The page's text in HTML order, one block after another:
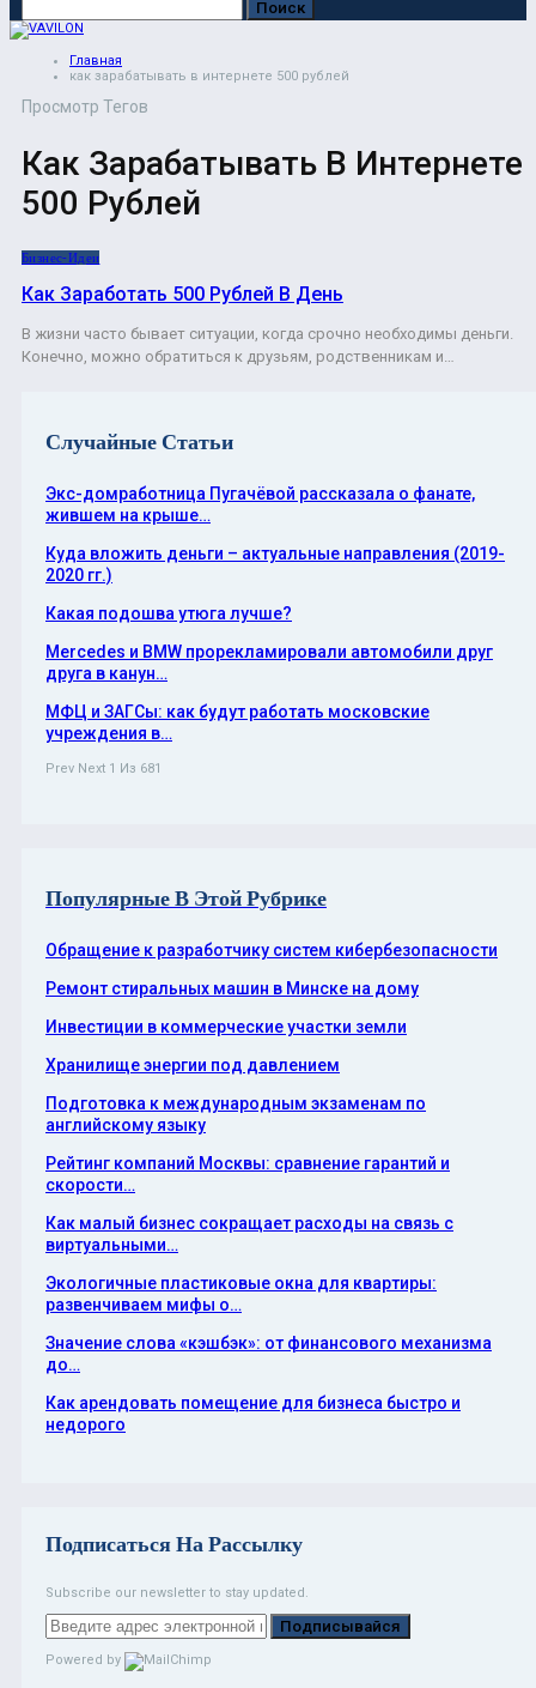
Главная
как зарабатывать в интернете 500 рублей
Просмотр Тегов
Как Зарабатывать В Интернете
500 Рублей
Бизнес-Идеи
Как Заработать 500 Рублей В День
В жизни часто бывает ситуации, когда срочно необходимы деньги.
Конечно, можно обратиться к друзьям, родственникам и…
Случайные Статьи
Экс-домработница Пугачёвой рассказала о фанате,
жившем на крыше…
Куда вложить деньги – актуальные направления (2019-
2020 гг.)
Какая подошва утюга лучше?
Mercedes и BMW прорекламировали автомобили друг
друга в канун…
МФЦ и ЗАГСы: как будут работать московские
учреждения в…
Prev Next 1 Из 681
Популярные В Этой Рубрике
Обращение к разработчику систем кибербезопасности
Ремонт стиральных машин в Минске на дому
Инвестиции в коммерческие участки земли
Хранилище энергии под давлением
Подготовка к международным экзаменам по
английскому языку
Рейтинг компаний Москвы: сравнение гарантий и
скорости…
Как малый бизнес сокращает расходы на связь с
виртуальными…
Экологичные пластиковые окна для квартиры:
развенчиваем мифы о…
Значение слова «кэшбэк»: от финансового механизма
до…
Как арендовать помещение для бизнеса быстро и
недорого
Подписаться На Рассылку
Subscribe our newsletter to stay updated.
Подписывайся
Powered by